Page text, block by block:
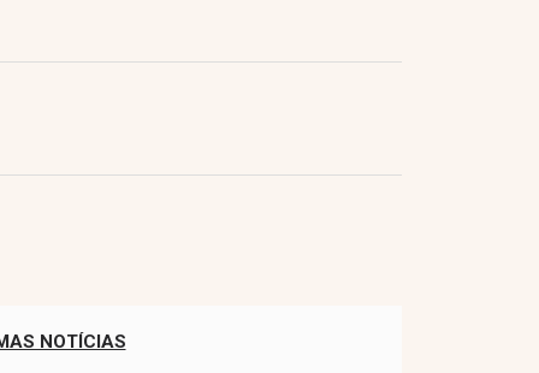
NOTÍCIAS